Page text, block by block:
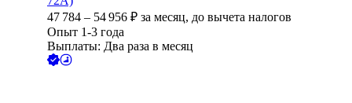
47 784 – 54 956 ₽ за месяц, до вычета налогов
Опыт 1-3 года
Выплаты: Два раза в месяц